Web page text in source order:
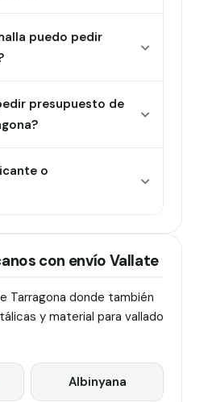
puedo pedir
presupuesto de
o
con envío Vallate
Tarragona donde también
y material para vallado
Albinyana